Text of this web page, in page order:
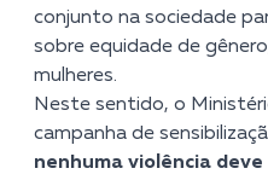
conjunto na sociedade
sobre equidade de
mulheres.
Neste sentido, o
campanha de
nenhuma violência